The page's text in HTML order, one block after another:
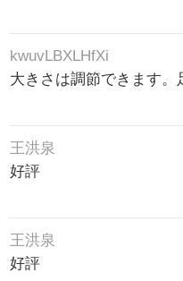
kwuvLBXLHfXi
大きさは調節できます。
王洪泉
好評
王洪泉
好評